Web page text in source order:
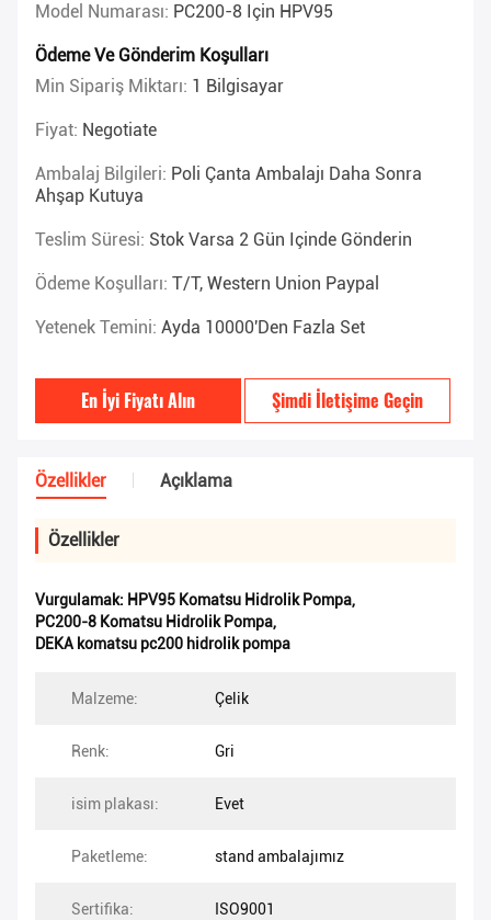
Model Numarası: PC200-8 Için HPV95
Ödeme Ve Gönderim Koşulları
Min Sipariş Miktarı: 1 Bilgisayar
Fiyat: Negotiate
Ambalaj Bilgileri: Poli Çanta Ambalajı Daha Sonra
Ahşap Kutuya
Teslim Süresi: Stok Varsa 2 Gün Içinde Gönderin
Ödeme Koşulları: T/T, Western Union Paypal
Yetenek Temini: Ayda 10000'den Fazla Set
En İyi Fiyatı Alın Şimdi İletişime Geçin
Özellikler Açıklama
Özellikler
Vurgulamak: HPV95 Komatsu Hidrolik Pompa,
PC200-8 Komatsu Hidrolik Pompa,
DEKA komatsu pc200 hidrolik pompa
Malzeme: Çelik
Renk: Gri
isim plakası: Evet
Paketleme: stand ambalajımız
Sertifika: ISO9001